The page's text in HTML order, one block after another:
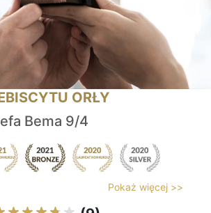
ORŁY
Bema 9/4
Pokaż więcej >>